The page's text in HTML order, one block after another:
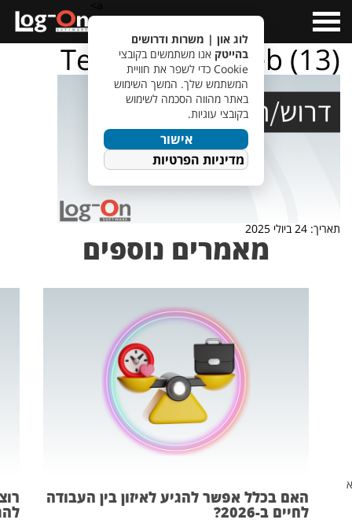
Menu
TempletJobsWeb (13)
תאריך: 24 ביולי 2025
מאמרים נוספים
האם בכלל אפשר להגיע לאיזון בין העבודה
לחיים ב-2026?
לוג און | משרות ודרושים
בהייטק אנו משתמשים בקובצי
Cookie כדי לשפר את חוויית
המשתמש שלך. המשך השימוש
באתר מהווה הסכמה לשימוש
בקובצי עוגיות.
אישור
מדיניות הפרטיות